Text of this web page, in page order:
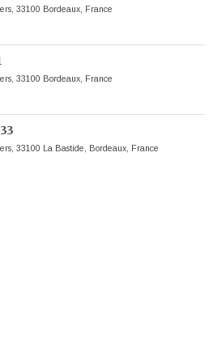
33100 Bordeaux, France
33100 Bordeaux, France
33100 La Bastide, Bordeaux, France